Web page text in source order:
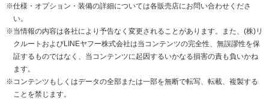
※仕様・オプション・装備の詳細については各販売店にお問い合わせくださ
い。
※当情報の内容は各社により予告なく変更されることがあります。また、(株)リ
クルートおよびLINEヤフー株式会社は当コンテンツの完全性、無誤謬性を保
証するものではなく、当コンテンツに起因するいかなる損害の責も負いかね
ます。
※コンテンツもしくはデータの全部または一部を無断で転写、転載、複製する
ことを禁じます。